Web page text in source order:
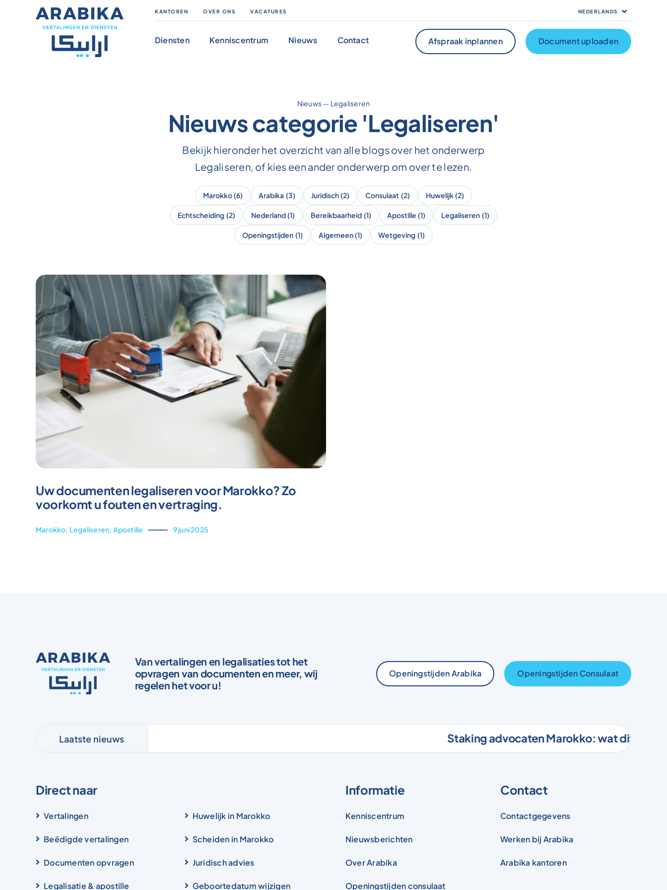
KANTOREN OVER ONS VACATURES NEDERLANDS
Diensten Kenniscentrum Nieuws Contact Afspraak inplannen Document uploaden
Nieuws— Legaliseren
Nieuws categorie 'Legaliseren'
Bekijk hieronder het overzicht van alle blogs over het onderwerp
Legaliseren, of kies een ander onderwerp om over te lezen.
Marokko(6) Arabika (3) Juridisch(2) Consulaat (2) Huwelijk(2)
Echtscheiding (2) Nederland(1) Bereikbaarheid (1) Apostille (1) Legaliseren (1)
Openingstijden (1) Algemeen(1) Wetgeving (1)
Uw documenten legaliseren voor Marokko? Zo
voorkomt u fouten en vertraging.
Marokko, Legaliseren, Apostille ⸻ 9 juni 2025
Van vertalingen en legalisaties tot het
opvragen van documenten en meer, wij
regelen het voor u!
Openingstijden Arabika Openingstijden Consulaat
Laatste nieuws Staking advocaten Marokko: wat dit betekent
Direct naar
Vertalingen
Beëdigde vertalingen
Documenten opvragen
Legalisatie & apostille
Huwelijk in Marokko
Scheiden in Marokko
Juridisch advies
Geboortedatum wijzigen
Informatie
Kenniscentrum
Nieuwsberichten
Over Arabika
Openingstijden consulaat
Contact
Contactgegevens
Werken bij Arabika
Arabika kantoren